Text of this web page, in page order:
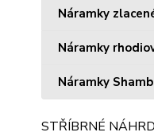
Náramky
Náramky
Náramky
STŘÍBRNÉ